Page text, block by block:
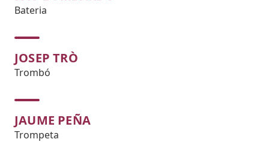
Bateria
JOSEP TRÒ
Trombó
JAUME PEÑA
Trompeta